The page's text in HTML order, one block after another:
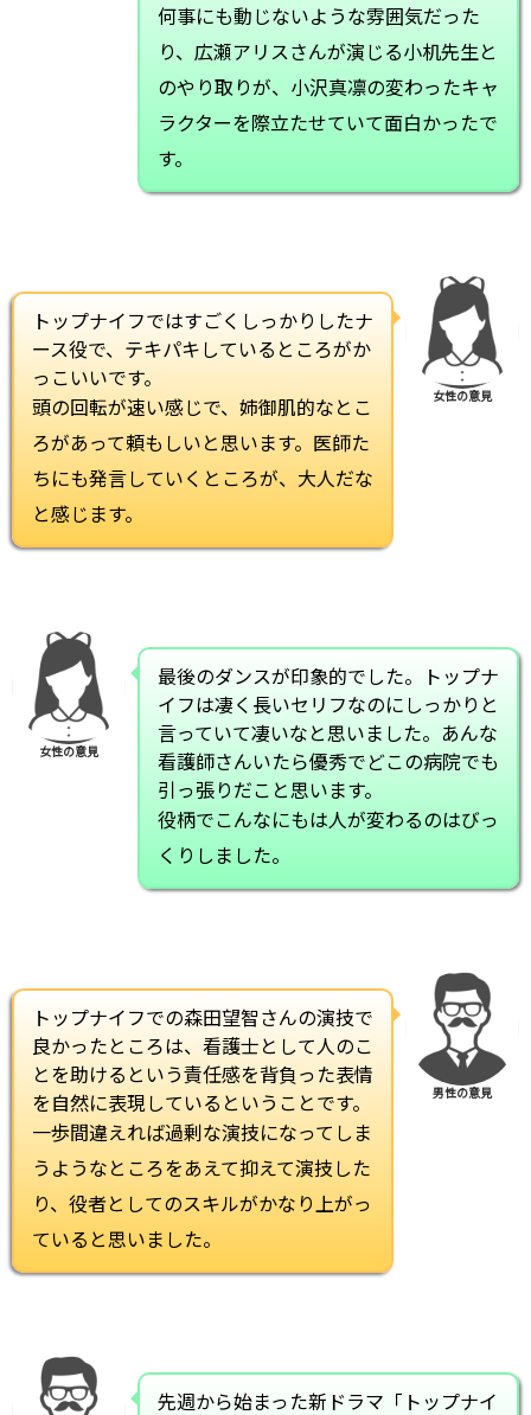
何事にも動じないような雰囲気だった
り、広瀬アリスさんが演じる小机先生と
のやり取りが、小沢真凛の変わったキャ
ラクターを際立たせていて面白かったで
す。
トップナイフではすごくしっかりしたナ
ース役で、テキパキしているところがか
っこいいです。
頭の回転が速い感じで、姉御肌的なとこ
ろがあって頼もしいと思います。医師た
ちにも発言していくところが、大人だな
と感じます。
女性の意見
女性の意見
最後のダンスが印象的でした。トップナ
イフは凄く長いセリフなのにしっかりと
言っていて凄いなと思いました。あんな
看護師さんいたら優秀でどこの病院でも
引っ張りだこと思います。
役柄でこんなにもは人が変わるのはびっ
くりしました。
トップナイフでの森田望智さんの演技で
良かったところは、看護士として人のこ
とを助けるという責任感を背負った表情
を自然に表現しているということです。
一歩間違えれば過剰な演技になってしま
うようなところをあえて抑えて演技した
り、役者としてのスキルがかなり上がっ
ていると思いました。
男性の意見
先週から始まった新ドラマ「トップナイ